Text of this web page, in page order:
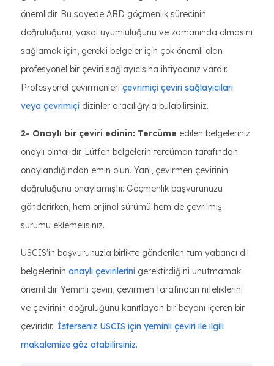
önemlidir. Bu sayede ABD göçmenlik sürecinin
doğruluğunu, yasal uyumluluğunu ve zamanında olmasını
sağlamak için, gerekli belgeler için çok önemli olan
profesyonel bir çeviri sağlayıcısına ihtiyacınız vardır.
Profesyonel çevirmenleri çevrimiçi çeviri sağlayıcıları
veya çevrimiçi dizinler aracılığıyla bulabilirsiniz.
2- Onaylı bir çeviri edinin: Tercüme edilen belgeleriniz
onaylı olmalıdır. Lütfen belgelerin tercüman tarafından
onaylandığından emin olun. Yani, çevirmen çevirinin
doğruluğunu onaylamıştır. Göçmenlik başvurunuzu
gönderirken, hem orijinal sürümü hem de çevrilmiş
sürümü eklemelisiniz.
USCIS'in başvurunuzla birlikte gönderilen tüm yabancı dil
belgelerinin onaylı çevirilerini gerektirdiğini unutmamak
önemlidir. Yeminli çeviri, çevirmen tarafından niteliklerini
ve çevirinin doğruluğunu kanıtlayan bir beyanı içeren bir
çeviridir.. İsterseniz USCIS için yeminli çeviri ile ilgili
makalemize göz atabilirsiniz.